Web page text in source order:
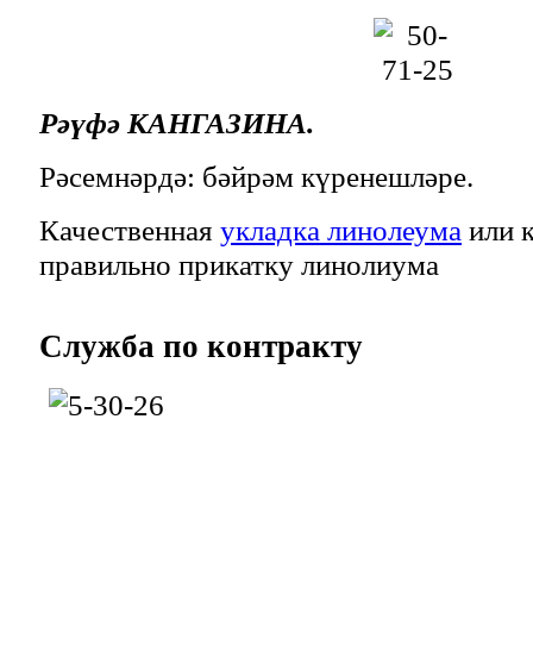
Рәүфә КАНГАЗИНА.
Рәсемнәрдә: бәйрәм күренешләре.
Качественная укладка линолеума или
правильно прикатку линолиума
Служба по контракту